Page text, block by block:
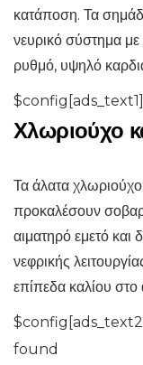
κατάποση. Τα
νευρικό σύστημα
ρυθμό, υψηλό
Χλωριούχο
Τα άλατα
προκαλέσουν
αιματηρό εμετό και
νεφρικής
επίπεδα καλίου στο
found